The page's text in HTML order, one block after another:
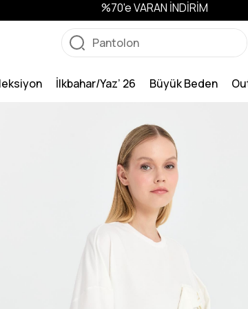
%70'e VARAN İNDİRİM
İlkbahar/Yaz’ 26 Büyük Beden